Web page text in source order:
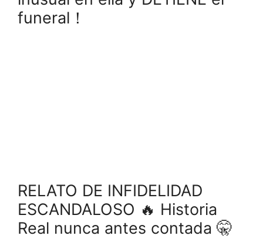
funeral！
RELATO DE INFIDELIDAD
ESCANDALOSO 🔥 Historia
Real nunca antes contada 🤫